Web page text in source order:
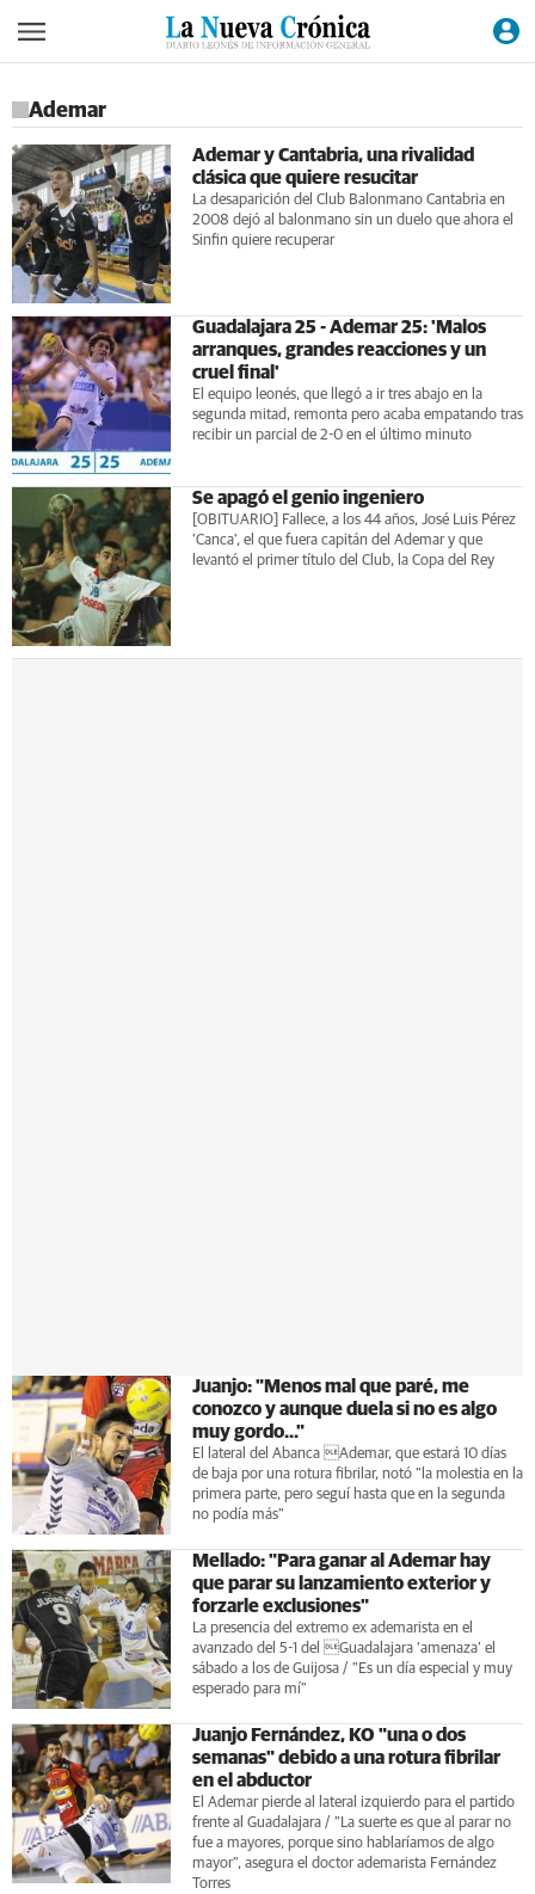
Ademar
Ademar y Cantabria, una rivalidad
clásica que quiere resucitar
La desaparición del Club Balonmano Cantabria en
2008 dejó al balonmano sin un duelo que ahora el
Sinfin quiere recuperar
Guadalajara 25 - Ademar 25: 'Malos
arranques, grandes reacciones y un
cruel final'
El equipo leonés, que llegó a ir tres abajo en la
segunda mitad, remonta pero acaba empatando tras
recibir un parcial de 2-0 en el último minuto
Se apagó el genio ingeniero
[OBITUARIO] Fallece, a los 44 años, José Luis Pérez
'Canca', el que fuera capitán del Ademar y que
levantó el primer título del Club, la Copa del Rey
Juanjo: "Menos mal que paré, me
conozco y aunque duela si no es algo
muy gordo..."
El lateral del Abanca Ademar, que estará 10 días
de baja por una rotura fibrilar, notó "la molestia en la
primera parte, pero seguí hasta que en la segunda
no podía más"
Mellado: "Para ganar al Ademar hay
que parar su lanzamiento exterior y
forzarle exclusiones"
La presencia del extremo ex ademarista en el
avanzado del 5-1 del Guadalajara ‘amenaza’ el
sábado a los de Guijosa / "Es un día especial y muy
esperado para mí"
Juanjo Fernández, KO "una o dos
semanas" debido a una rotura fibrilar
en el abductor
El Ademar pierde al lateral izquierdo para el partido
frente al Guadalajara / "La suerte es que al parar no
fue a mayores, porque sino hablaríamos de algo
mayor", asegura el doctor ademarista Fernández
Torres